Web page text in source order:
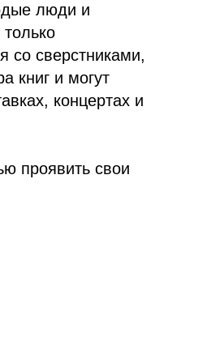
люди и
со сверстниками,
книг и могут
концертах и
проявить свои